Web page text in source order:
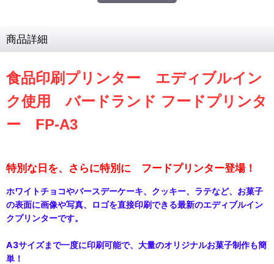
商品詳細
食品印刷プリンター エディブルイン
ク使用 バードランド フードプリンタ
ー FP-A3
特別な日を、さらに特別に フードプリンター登場！
ホワイトチョコやバースデーケーキ、クッキー、ラテなど、お菓子
の表面に画像や写真、ロゴを直接印刷できる最新のエディブルイン
クプリンターです。
A3サイズまで一度に印刷可能で、大量のオリジナルお菓子制作も簡
単！